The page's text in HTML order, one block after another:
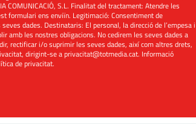
COMUNICACIÓ, S.L. Finalitat del tractament: Atendre les
formulari ens enviïn. Legitimació: Consentiment de
dades. Destinataris: El personal, la direcció de l’empesa i
amb les nostres obligacions. No cedirem les seves dades a
rectificar i/o suprimir les seves dades, així com altres drets,
dirigint-se aprivacitat@totmedia.cat. Informació
de privacitat.